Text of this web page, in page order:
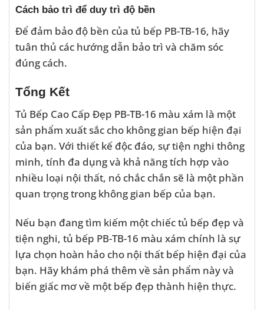
Cách bảo trì để duy trì độ bền
Để đảm bảo độ bền của tủ bếp PB-TB-16, hãy
tuân thủ các hướng dẫn bảo trì và chăm sóc
đúng cách.
Tổng Kết
Tủ Bếp Cao Cấp Đẹp PB-TB-16 màu xám là một
sản phẩm xuất sắc cho không gian bếp hiện đại
của bạn. Với thiết kế độc đáo, sự tiện nghi thông
minh, tính đa dụng và khả năng tích hợp vào
nhiều loại nội thất, nó chắc chắn sẽ là một phần
quan trọng trong không gian bếp của bạn.
Nếu bạn đang tìm kiếm một chiếc tủ bếp đẹp và
tiện nghi, tủ bếp PB-TB-16 màu xám chính là sự
lựa chọn hoàn hảo cho nội thất bếp hiện đại của
bạn. Hãy khám phá thêm về sản phẩm này và
biến giấc mơ về một bếp đẹp thành hiện thực.